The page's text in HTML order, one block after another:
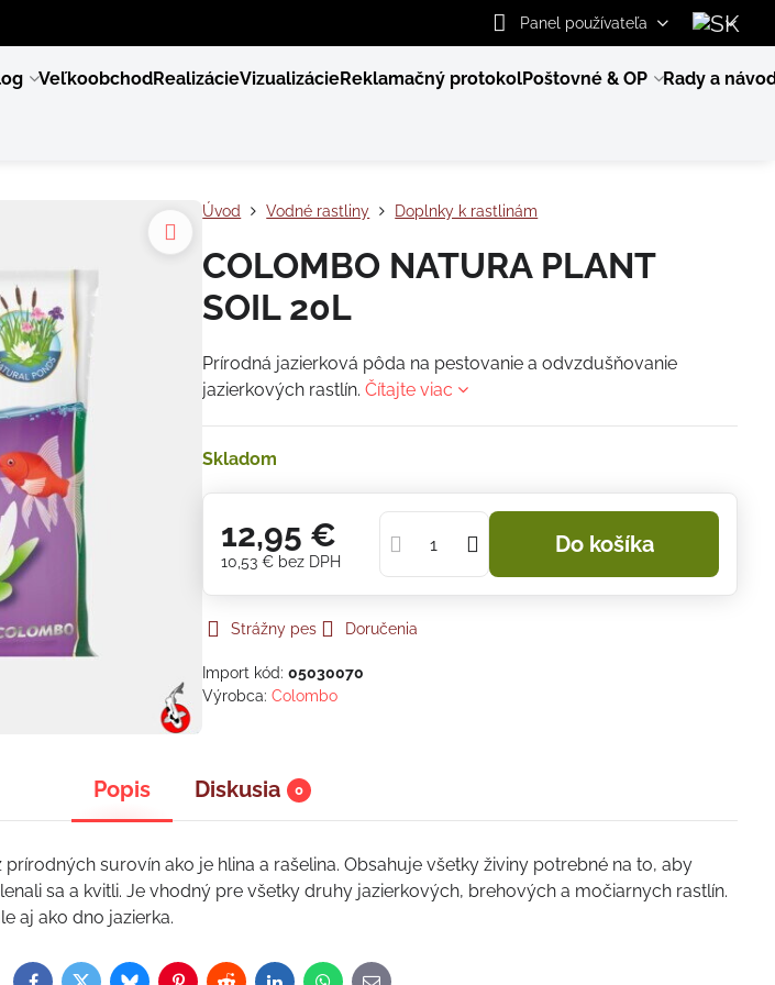
Panel používateľa
VeľkoobchodRealizácieVizualizácieReklamačný protokolPoštovné & OP Rady a
Úvod Vodné rastliny Doplnky k rastlinám
COLOMBO NATURA PLANT
SOIL 20L
Prírodná jazierková pôda na pestovanie a odvzdušňovanie
jazierkových rastlín.Čítajte viac
Skladom
12,95 €
10,53 € bez DPH
Do košíka
Strážny pes Doručenia
Import kód:05030070
Výrobca:Colombo
Popis Diskusia 0
surovín ako je hlina a rašelina. Obsahuje všetky živiny potrebné na to, aby
sa a kvitli. Je vhodný pre všetky druhy jazierkových, brehových a močiarnych rastlín.
aj ako dno jazierka.